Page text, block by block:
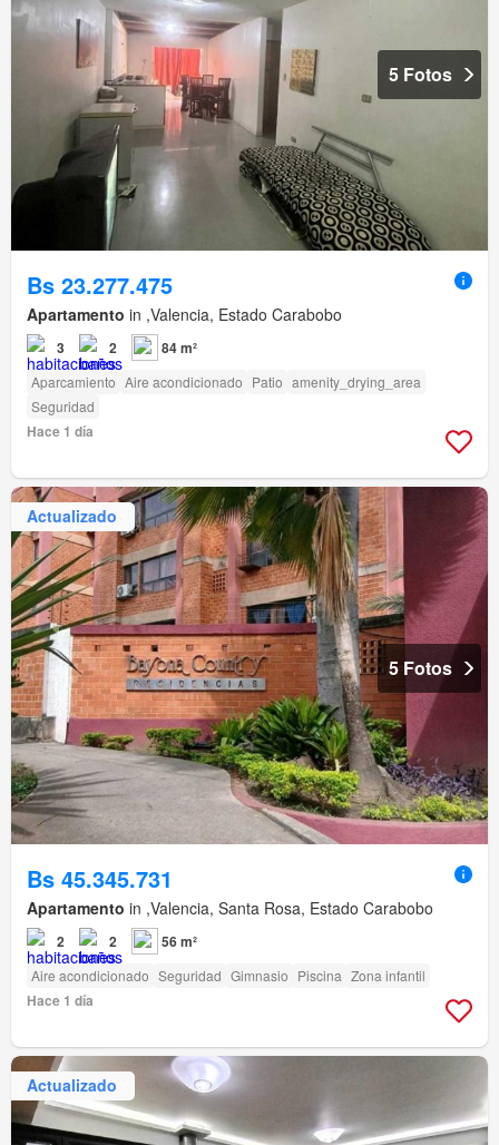
5 Fotos
Bs 23.277.475
Apartamento in ,Valencia, Estado Carabobo
3 2 84 m²
Aparcamiento Aire acondicionado Patio amenity_drying_area
Seguridad
Hace 1 día
Actualizado
5 Fotos
Bs 45.345.731
Apartamento in ,Valencia, Santa Rosa, Estado Carabobo
2 2 56 m²
Aire acondicionado Seguridad Gimnasio Piscina Zona infantil
Hace 1 día
Actualizado